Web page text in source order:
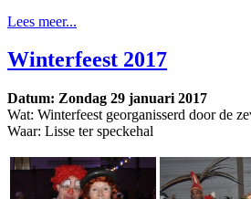
Lees meer...
Winterfeest 2017
Datum: Zondag 29 januari 2017
Wat: Winterfeest georganisserd door de
Waar: Lisse ter speckehal